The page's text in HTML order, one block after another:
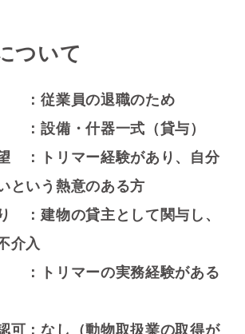
ついて
：従業員の退職のため
：設備・什器一式（貸与）
：トリマー経験があり、自分
という熱意のある方
：建物の貸主として関与し、
介入
：トリマーの実務経験がある
可：なし（動物取扱業の取得が